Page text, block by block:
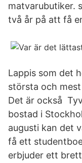
matvarubutiker.
två år på att få
Lappis som det
största och
Det är också
bostad i
augusti kan det
få ett
erbjuder ett